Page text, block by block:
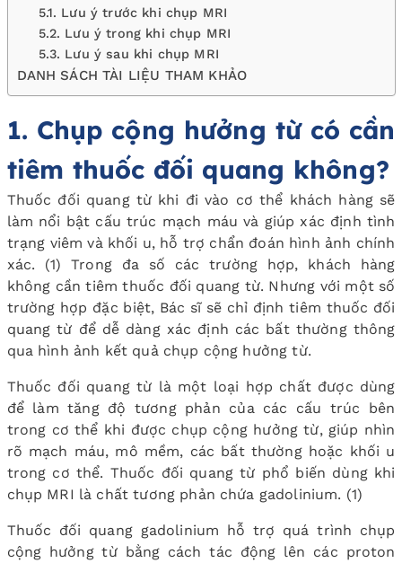
5.1. Lưu ý trước khi chụp MRI
5.2. Lưu ý trong khi chụp MRI
5.3. Lưu ý sau khi chụp MRI
DANH SÁCH TÀI LIỆU THAM KHẢO
1. Chụp cộng hưởng từ có cần
tiêm thuốc đối quang không?
Thuốc đối quang từ khi đi vào cơ thể khách hàng sẽ
làm nổi bật cấu trúc mạch máu và giúp xác định tình
trạng viêm và khối u, hỗ trợ chẩn đoán hình ảnh chính
xác. (1) Trong đa số các trường hợp, khách hàng
không cần tiêm thuốc đối quang từ. Nhưng với một số
trường hợp đặc biệt, Bác sĩ sẽ chỉ định tiêm thuốc đối
quang từ để dễ dàng xác định các bất thường thông
qua hình ảnh kết quả chụp cộng hưởng từ.
Thuốc đối quang từ là một loại hợp chất được dùng
để làm tăng độ tương phản của các cấu trúc bên
trong cơ thể khi được chụp cộng hưởng từ, giúp nhìn
rõ mạch máu, mô mềm, các bất thường hoặc khối u
trong cơ thể. Thuốc đối quang từ phổ biến dùng khi
chụp MRI là chất tương phản chứa gadolinium. (1)
Thuốc đối quang gadolinium hỗ trợ quá trình chụp
cộng hưởng từ bằng cách tác động lên các proton